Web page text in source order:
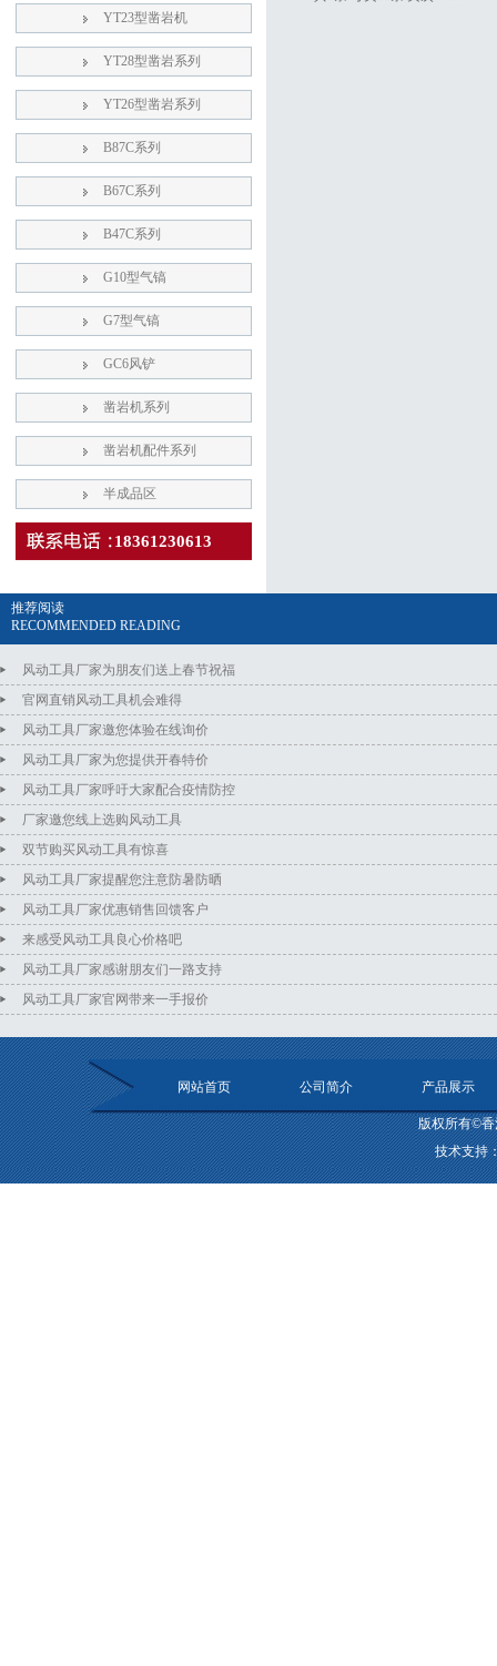
YT23型凿岩机
YT28型凿岩系列
YT26型凿岩系列
B87C系列
B67C系列
B47C系列
G10型气镐
G7型气镐
GC6风铲
凿岩机系列
凿岩机配件系列
半成品区
18361230613
推荐阅读
RECOMMENDED READING
风动工具厂家为朋友们送上春节祝福
官网直销风动工具机会难得
风动工具厂家邀您体验在线询价
风动工具厂家为您提供开春特价
风动工具厂家呼吁大家配合疫情防控
厂家邀您线上选购风动工具
双节购买风动工具有惊喜
风动工具厂家提醒您注意防暑防晒
风动工具厂家优惠销售回馈客户
来感受风动工具良心价格吧
风动工具厂家感谢朋友们一路支持
风动工具厂家官网带来一手报价
网站首页 公司简介 产品展示
版权所有©
技术支持